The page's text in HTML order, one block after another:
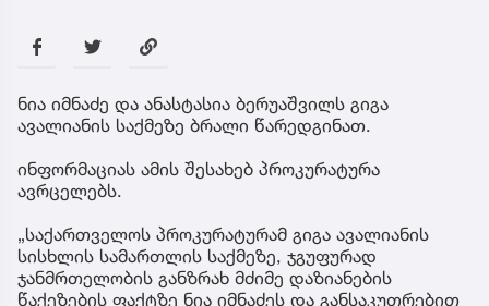
ნია იმნაძე და ანასტასია ბერუაშვილს გიგა
ავალიანის საქმეზე ბრალი წარედგინათ.
ინფორმაციას ამის შესახებ პროკურატურა
ავრცელებს.
„საქართველოს პროკურატურამ გიგა ავალიანის
სისხლის სამართლის საქმეზე, ჯგუფურად
ჯანმრთელობის განზრახ მძიმე დაზიანების
წაქეზების ფაქტზე ნია იმნაძეს და განსაკუთრებით